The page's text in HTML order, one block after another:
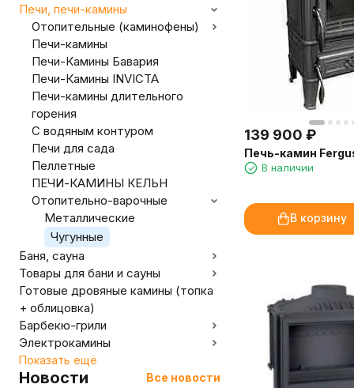
139 900 ₽
Печь-камин
В наличии
В корзину
Печи, печи-камины
Отопительные (каминофены)
Печи-камины
Печи-Камины Бавария
Печи-Камины INVICTA
Печи-камины длительного
горения
С водяным контуром
Печи для сада
Пеллетные
ПЕЧИ-КАМИНЫ КЕЛЬН
Отопительно-варочные
Металлические
Чугунные
Баня, сауна
Товары для бани и сауны
Готовые дровяные камины (топка
+ облицовка)
Барбекю-грили
Электрокамины
Показать ещё
Новости Все новости